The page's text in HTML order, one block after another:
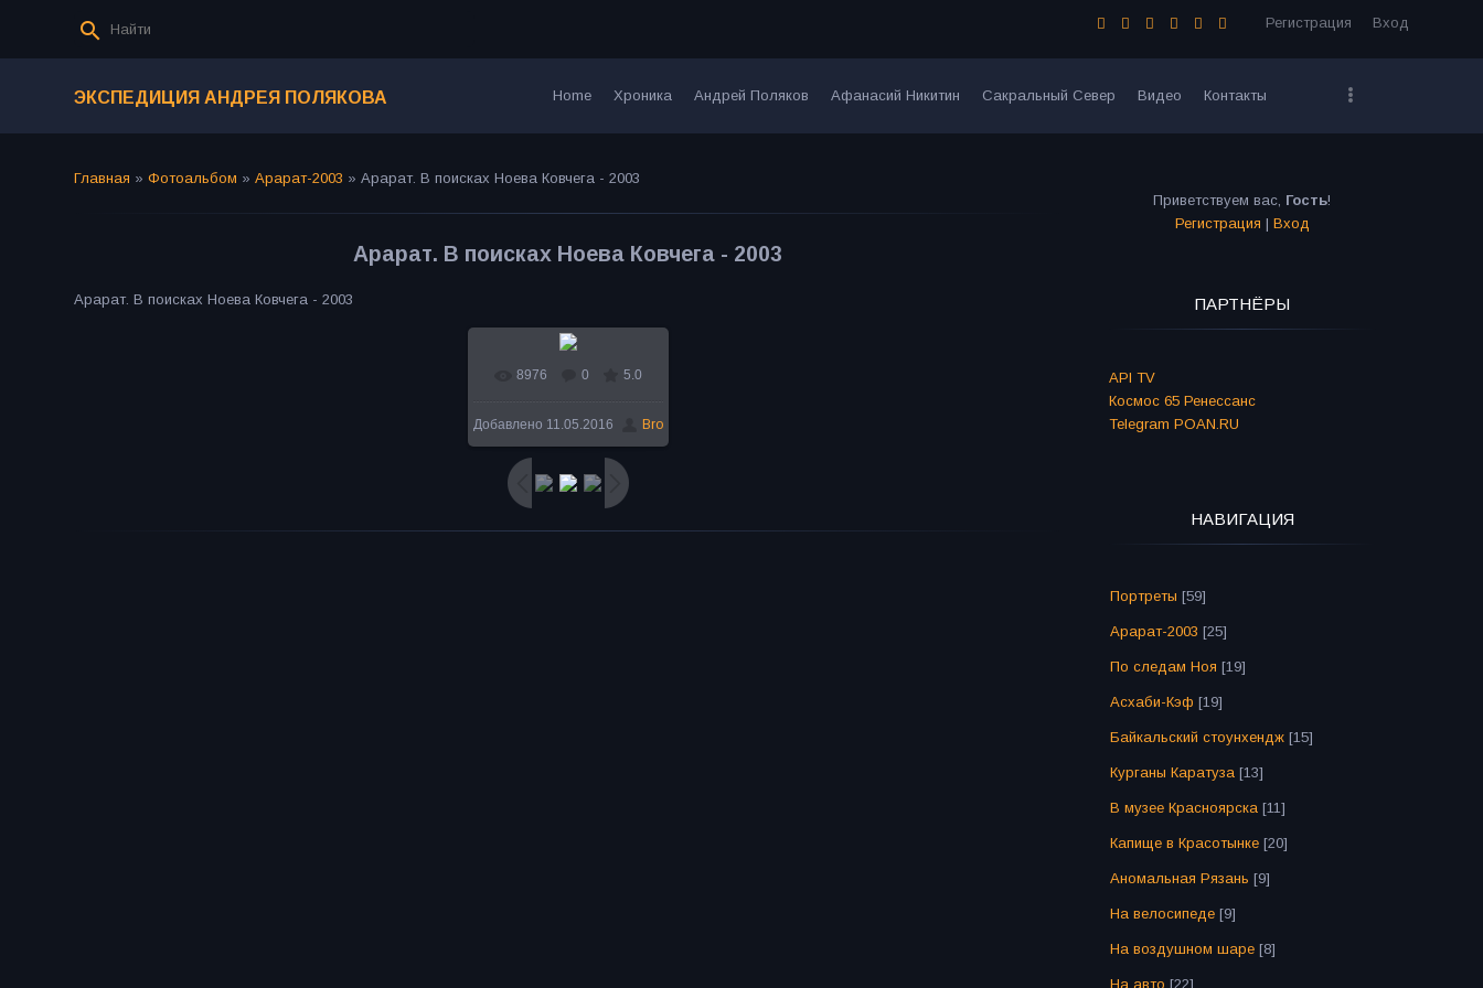
Регистрация Вход
ЭКСПЕДИЦИЯ АНДРЕЯ ПОЛЯКОВА Home Хроника Андрей Поляков Афанасий Никитин Сакральный Север Видео Контакты
Главная » Фотоальбом » Арарат-2003 » Арарат. В поисках Ноева Ковчега - 2003
Арарат. В поисках Ноева Ковчега - 2003
Арарат. В поисках Ноева Ковчега - 2003
В реальном размере
421x600/ 85.4Kb
8976 0 5.0
Добавлено 11.05.2016 Bro
Приветствуем вас, Гость!
Регистрация | Вход
ПАРТНЁРЫ
API TV
Космос 65 Ренессанс
Telegram POAN.RU
НАВИГАЦИЯ
Портреты [59]
Арарат-2003 [25]
По следам Ноя [19]
Асхаби-Кэф [19]
Байкальский стоунхендж [15]
Курганы Каратуза [13]
В музее Красноярска [11]
Капище в Красотынке [20]
Аномальная Рязань [9]
На велосипеде [9]
На воздушном шаре [8]
На авто [22]